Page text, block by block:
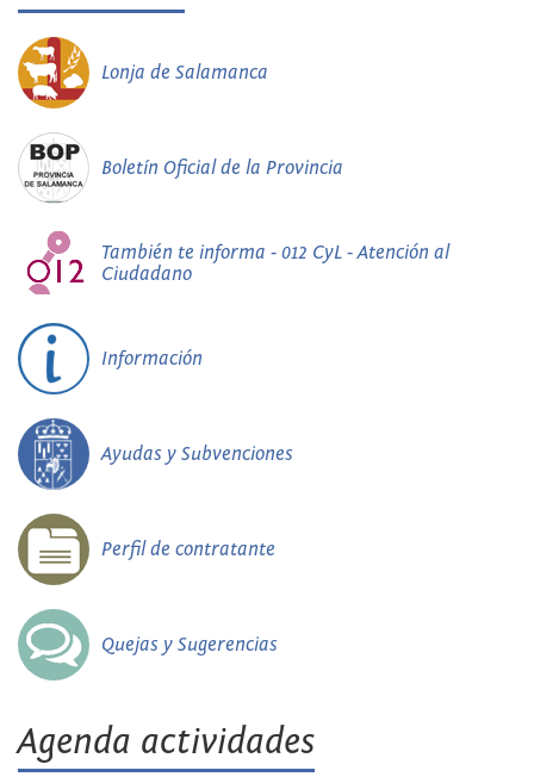
Lonja de Salamanca
Boletín Oficial de la Provincia
También te informa - 012 CyL - Atención al
Ciudadano
Información
Ayudas y Subvenciones
Perfil de contratante
Quejas y Sugerencias
Agenda actividades